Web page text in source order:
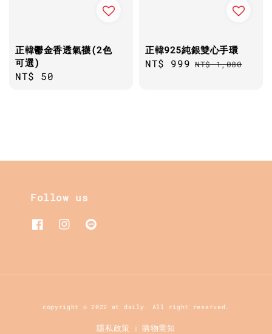
正韓鬱金香透氣襪(2色
可選)
Regular
NT$ 50
正韓925純銀雙心手環
Sale
NT$ 999 Regular
NT$ 1,080
Follow us
copyright © 2022 at daily. All right reserved.
隱私政策 |購物需知